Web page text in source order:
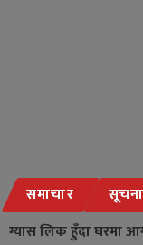
समाचार
सूचना
ग्यास लिक हुँदा घरमा